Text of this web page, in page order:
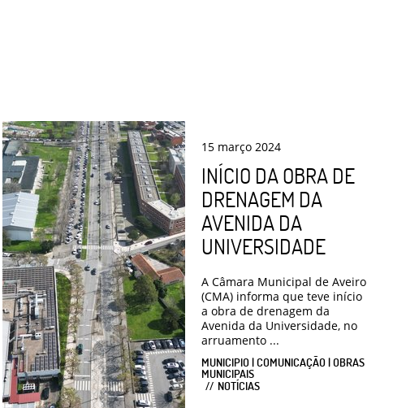
15 março 2024
INÍCIO DA OBRA DE
DRENAGEM DA
AVENIDA DA
UNIVERSIDADE
A Câmara Municipal de Aveiro
(CMA) informa que teve início
a obra de drenagem da
Avenida da Universidade, no
arruamento ...
MUNICIPIO | COMUNICAÇÃO | OBRAS
MUNICIPAIS
NOTÍCIAS